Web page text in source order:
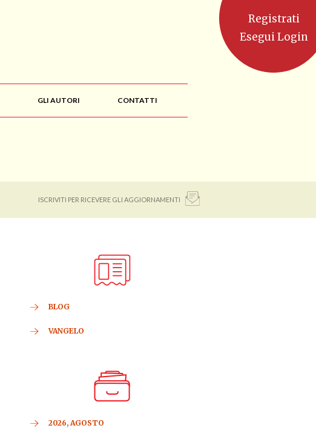
GLI AUTORI CONTATTI
ISCRIVITI PER RICEVERE GLI AGGIORNAMENTI
BLOG
VANGELO
2026, AGOSTO
Registrati
Esegui Login